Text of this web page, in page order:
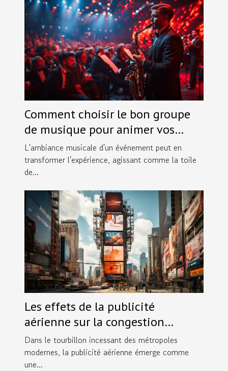
Comment choisir le bon groupe
de musique pour animer vos
événements spéciaux
L'ambiance musicale d'un événement peut en
transformer l'expérience, agissant comme la toile
de...
Les effets de la publicité
aérienne sur la congestion
visuelle dans les villes
Dans le tourbillon incessant des métropoles
modernes, la publicité aérienne émerge comme
une...